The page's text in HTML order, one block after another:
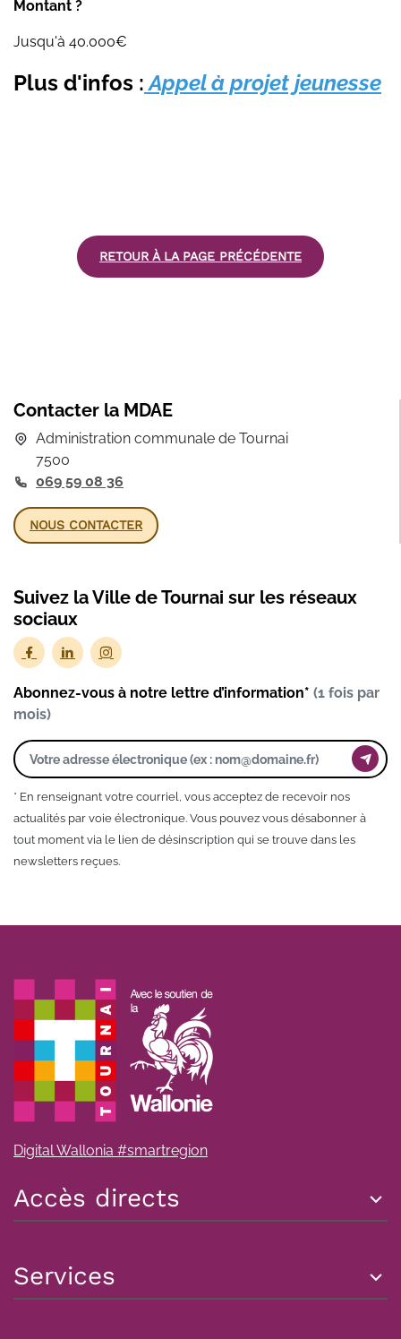
Montant ?
Jusqu'à 40.000€
Plus d'infos :Appel à projet jeunesse
RETOUR À LA PAGE PRÉCÉDENTE
Contacter la MDAE
Administration communale de Tournai
7500
069 59 08 36
NOUS CONTACTER
Suivez la Ville de Tournai sur les réseaux
sociaux
Abonnez-vous à notre lettre d’information* (1 fois par
mois)
* En renseignant votre courriel, vous acceptez de recevoir nos
actualités par voie électronique. Vous pouvez vous désabonner à
tout moment via le lien de désinscription qui se trouve dans les
newsletters reçues.
Digital Wallonia #smartregion
Accès directs
Services